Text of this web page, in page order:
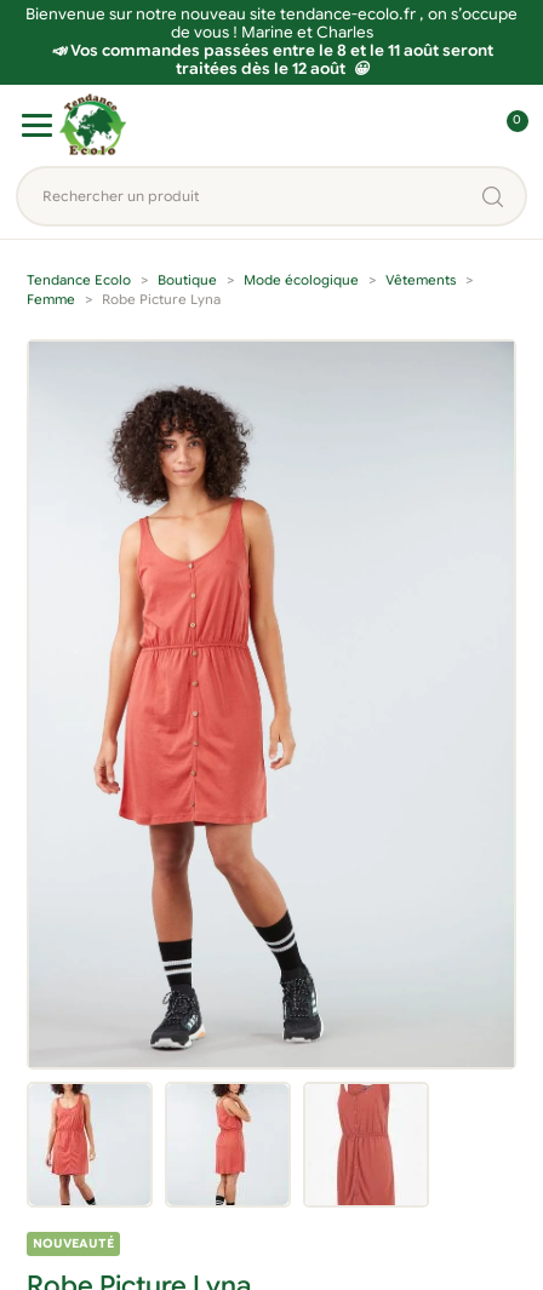
Bienvenue sur notre nouveau site tendance-ecolo.fr , on s’occupe
de vous ! Marine et Charles
📣 Vos commandes passées entre le 8 et le 11 août seront
traitées dès le 12 août 😀
navigation
contenu
Rechercher
un
produit...
o
n
0
Tendance Ecolo Boutique Mode écologique
Vêtements
Femme
Robe Picture Lyna
NOUVEAUTÉ